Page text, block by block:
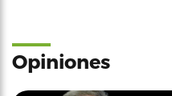
Opiniones